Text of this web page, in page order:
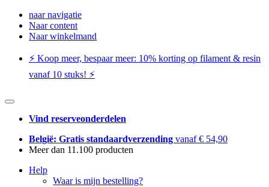
naar navigatie
Naar content
Naar winkelmand
⚡️ Koop meer, bespaar meer: ​​10% korting op filament & resin
vanaf 10 stuks! ⚡️
Vind reserveonderdelen
België: Gratis standaardverzending vanaf € 54,90
Meer dan 11.100 producten
Help
Waar is mijn bestelling?